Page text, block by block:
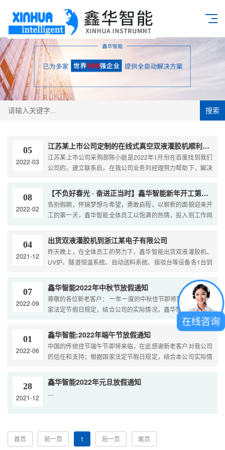
搜索
05
2022-03
江苏某上市公司定制的在线式真空双液灌胶机顺利出货
江苏某上市公司采购部陈小姐是2022年1月份在百度找到我们
公司的，建立联系后，在我公司业务刘经理努力帮助下，解决
议，陈小姐并当场在我公司订购了1条价值150万元的双液灌胶
机生产线；非常感谢陈小姐的认可和信任，鑫华智能所有员工
将继续努力，为广大中小企业提供最优质的自动化设备；经过
15天的生产组装，今天终于出货了，以下是出货实拍。....
08
2022-02
【不负好春光 · 奋进正当时】鑫华智能新年开工第一天
告别假期，怀揣梦想与希望，勇敢启程，以崭新的面貌迎来开
工的第一天，鑫华智能全体员工以饱满的热情，投入到工作岗
工以崭新的面貌、饱满的热情在工作岗位上亮出好状态，开始
着手自己手头的工作。为满足客户的大量需求，采购部同事及
时进行网上采....
04
2021-12
出货双液灌胶机到浙江某电子有限公司
昨天晚上，在全体员工的努力下，鑫华智能出货双液灌胶机、
UV炉、隧道恒温系统、自动送料系统、接驳台等设备各1台到
业生产双液灌胶机，自动拧锁螺丝机，视觉点胶机；来电咨
询：188-2559-6589 周小姐。....
07
2022-09
鑫华智能2022年中秋节放假通知
尊敬的各位新老客户： 一年一度的中秋佳节即将到来，根据国
家法定节假日规定，结合公司的实际情况，鑫华智能放假放假
2天，时间为：9月10日（星期六）-9月11日（星期天）。....
01
2022-06
鑫华智能:2022年端午节放假通知
中国的传统佳节端午节即将来临，在此感谢新老客户对我公司
的信任和支持；根据国家法定节假日规定，结合本公司实际情
放假时间：6月3日（星期五）-6月4日（星期六）放假2天：
（6月4日与6月5日对调，周日正常上班）为确保不影响各位新
老客户的项目正常运作，我公司业务员24小时随时待命，欢迎
28
2021-12
鑫华智能2022年元旦放假通知
....
首页 前一页 1 后一页 尾页
在线咨询